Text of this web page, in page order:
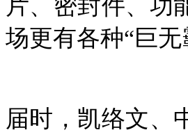
片、密封件、功
场更有各种“巨
届时，凯络文、